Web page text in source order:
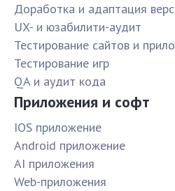
Доработка и адаптация
UX- и юзабилити-аудит
Тестирование сайтов и
Тестирование игр
QA и аудит кода
Приложения и софт
IOS приложение
Android приложение
AI приложения
Web-приложения